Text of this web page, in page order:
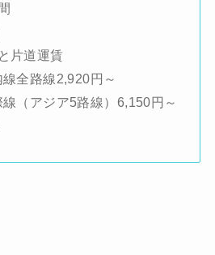
片道運賃
線全路線2,920円～
線（アジア5路線）6,150円～